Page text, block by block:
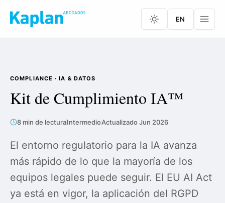
EN
COMPLIANCE · IA & DATOS
Kit de Cumplimiento IA™
8 min de lecturaIntermedioActualizado Jun 2026
El entorno regulatorio para la IA avanza
más rápido de lo que la mayoría de los
equipos legales puede seguir. El EU AI Act
ya está en vigor, la aplicación del RGPD